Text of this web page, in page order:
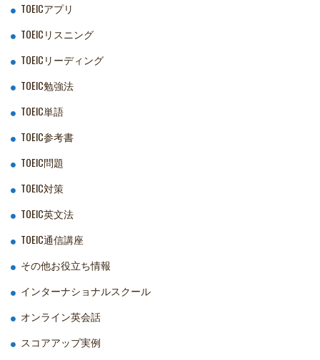
TOEICアプリ
TOEICリスニング
TOEICリーディング
TOEIC勉強法
TOEIC単語
TOEIC参考書
TOEIC問題
TOEIC対策
TOEIC英文法
TOEIC通信講座
その他お役立ち情報
インターナショナルスクール
オンライン英会話
スコアアップ実例